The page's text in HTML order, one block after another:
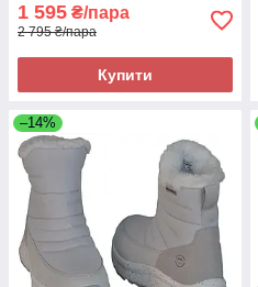
1 595 ₴/пара
2 795 ₴/пара
Купити
–14%